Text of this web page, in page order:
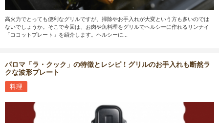
高火力でとっても便利なグリルですが、掃除やお手入れが大変という方も多いのでは
ないでしょうか。そこで今回は、お肉や魚料理をグリルでヘルシーに作れるリンナイ
「ココットプレート」を紹介します。ヘルシーに...
パロマ「ラ・クック」の特徴とレシピ！グリルのお手入れも断然ラ
クな波形プレート
料理